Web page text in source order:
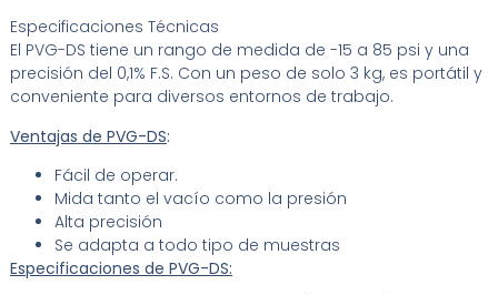
Especificaciones Técnicas
El PVG-DS tiene un rango de medida de -15 a 85 psi y una
precisión del 0,1% F.S. Con un peso de solo 3 kg, es portátil y
conveniente para diversos entornos de trabajo.
Ventajas de PVG-DS:
Fácil de operar.
Mida tanto el vacío como la presión
Alta precisión
Se adapta a todo tipo de muestras
Especificaciones de PVG-DS: